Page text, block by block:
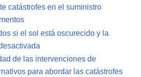
catástrofes en el suministro
si el sol está oscurecido y la
de las intervenciones de
para abordar las catástrofes